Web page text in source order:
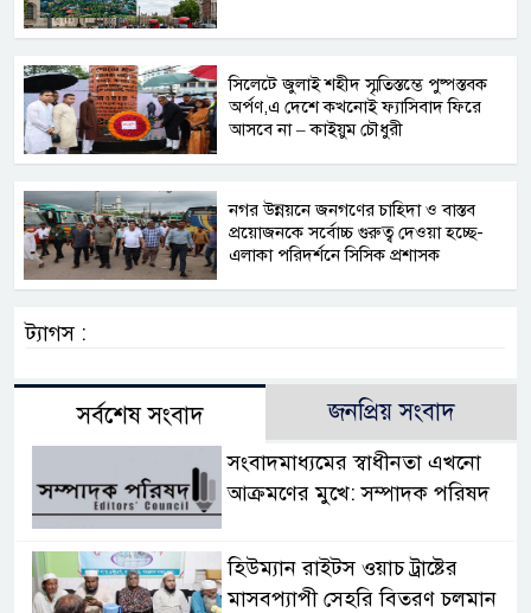
সিলেটে জুলাই শহীদ স্মৃতিস্তম্ভে পুষ্পস্তবক
অর্পণ,এ দেশে কখনোই ফ্যাসিবাদ ফিরে
আসবে না – কাইয়ুম চৌধুরী
নগর উন্নয়নে জনগণের চাহিদা ও বাস্তব
প্রয়োজনকে সর্বোচ্চ গুরুত্ব দেওয়া হচ্ছে-
এলাকা পরিদর্শনে সিসিক প্রশাসক
ট্যাগস :
সর্বশেষ সংবাদ জনপ্রিয় সংবাদ
সংবাদমাধ্যমের স্বাধীনতা এখনো
আক্রমণের মুখে: সম্পাদক পরিষদ
হিউম্যান রাইটস ওয়াচ ট্রাষ্টের
মাসবপ্যাপী সেহরি বিতরণ চলমান